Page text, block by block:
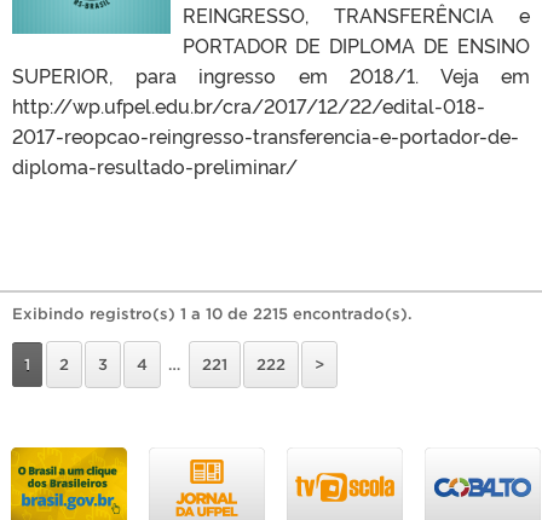
REINGRESSO, TRANSFERÊNCIA e
PORTADOR DE DIPLOMA DE ENSINO
SUPERIOR, para ingresso em 2018/1. Veja em
http://wp.ufpel.edu.br/cra/2017/12/22/edital-018-
2017-reopcao-reingresso-transferencia-e-portador-de-
diploma-resultado-preliminar/
Exibindo registro(s) 1 a 10 de 2215 encontrado(s).
1 2 3 4 … 221 222 >